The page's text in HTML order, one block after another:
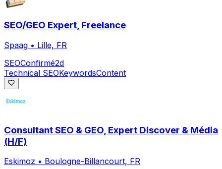
SEO/GEO Expert, Freelance
Spaag • Lille, FR
SEOConfirmé2d
Technical SEOKeywordsContent
Consultant SEO & GEO, Expert Discover & Média
(H/F)
Eskimoz • Boulogne-Billancourt, FR